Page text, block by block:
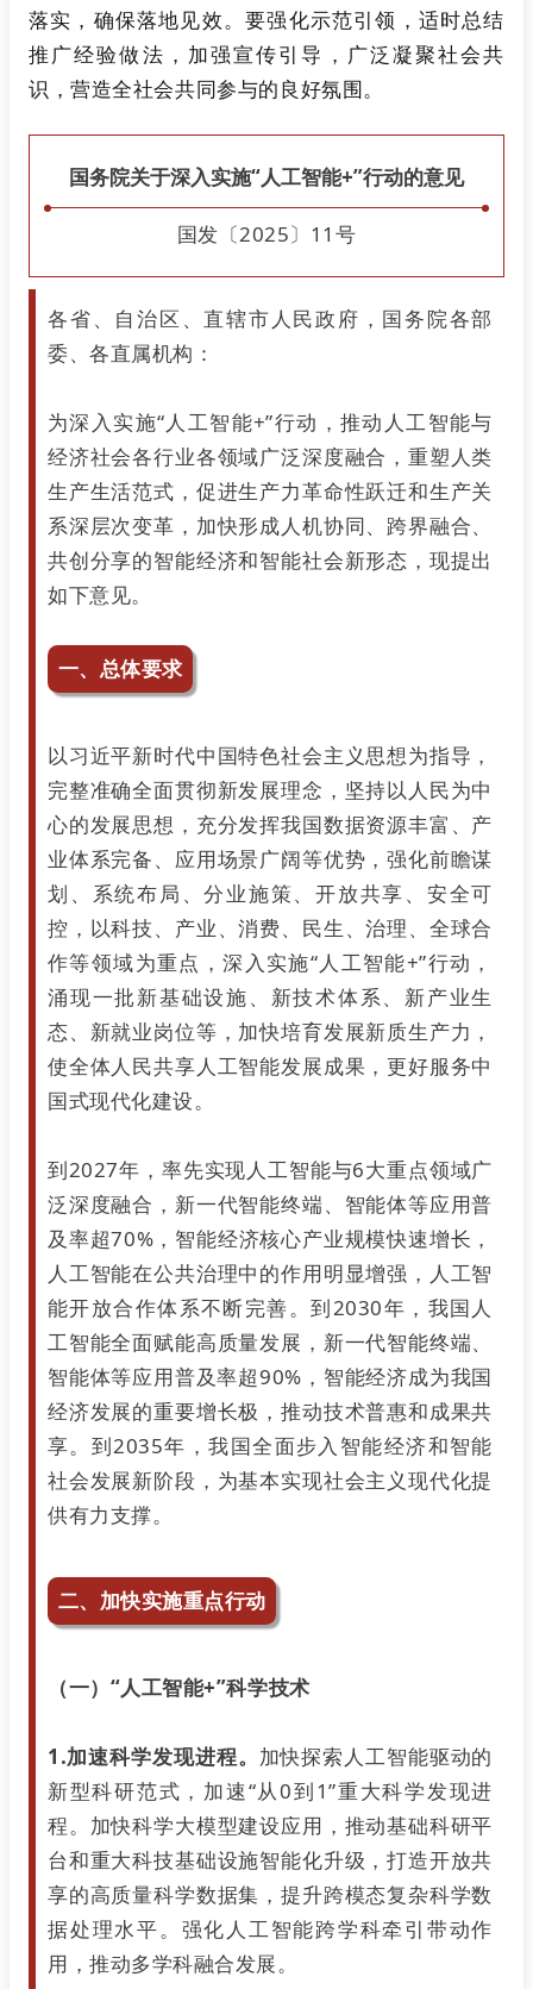
落实，确保落地见效。要强化示范引领，适时总结
推广经验做法，加强宣传引导，广泛凝聚社会共
识，营造全社会共同参与的良好氛围。
国务院关于深入实施“人工智能+”行动的意见
国发〔2025〕11号
各省、自治区、直辖市人民政府，国务院各部
委、各直属机构：
为深入实施“人工智能+”行动，推动人工智能与
经济社会各行业各领域广泛深度融合，重塑人类
生产生活范式，促进生产力革命性跃迁和生产关
系深层次变革，加快形成人机协同、跨界融合、
共创分享的智能经济和智能社会新形态，现提出
如下意见。
一、总体要求
以习近平新时代中国特色社会主义思想为指导，
完整准确全面贯彻新发展理念，坚持以人民为中
心的发展思想，充分发挥我国数据资源丰富、产
业体系完备、应用场景广阔等优势，强化前瞻谋
划、系统布局、分业施策、开放共享、安全可
控，以科技、产业、消费、民生、治理、全球合
作等领域为重点，深入实施“人工智能+”行动，
涌现一批新基础设施、新技术体系、新产业生
态、新就业岗位等，加快培育发展新质生产力，
使全体人民共享人工智能发展成果，更好服务中
国式现代化建设。
到2027年，率先实现人工智能与6大重点领域广
泛深度融合，新一代智能终端、智能体等应用普
及率超70%，智能经济核心产业规模快速增长，
人工智能在公共治理中的作用明显增强，人工智
能开放合作体系不断完善。到2030年，我国人
工智能全面赋能高质量发展，新一代智能终端、
智能体等应用普及率超90%，智能经济成为我国
经济发展的重要增长极，推动技术普惠和成果共
享。到2035年，我国全面步入智能经济和智能
社会发展新阶段，为基本实现社会主义现代化提
供有力支撑。
二、加快实施重点行动
（一）“人工智能+”科学技术
1.加速科学发现进程。 加快探索人工智能驱动的
新型科研范式，加速“从0到1”重大科学发现进
程。加快科学大模型建设应用，推动基础科研平
台和重大科技基础设施智能化升级，打造开放共
享的高质量科学数据集，提升跨模态复杂科学数
据处理水平。强化人工智能跨学科牵引带动作
用，推动多学科融合发展。